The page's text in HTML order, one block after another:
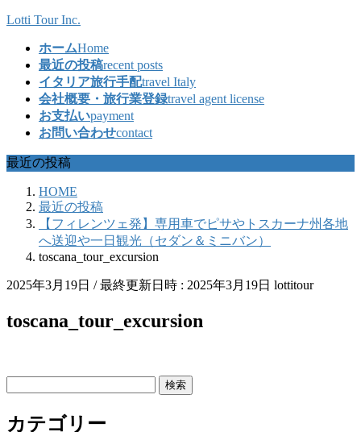
コ
ッ
プ
ナ
移
動
Lotti Tour Inc.
ホームHome
最近の投稿recent posts
イタリア旅行手配travel Italy
会社概要・旅行業登録travel agent license
お支払いpayment
お問い合わせcontact
最近の投稿
HOME
最近の投稿
【フィレンツェ発】専用車でピサやトスカーナ州各地
へ送迎や一日観光（セダン＆ミニバン）
toscana_tour_excursion
2025年3月19日 / 最終更新日時 : 2025年3月19日 lottitour
toscana_tour_excursion
カテゴリー